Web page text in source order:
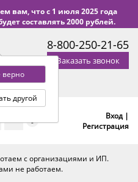
вам, что с 1 июля 2025 года
составлять 2000 рублей.
верно
другой
8-800-250-21-65
Заказать звонок
0
Вход |
Регистрация
с организациями и ИП.
не работаем.